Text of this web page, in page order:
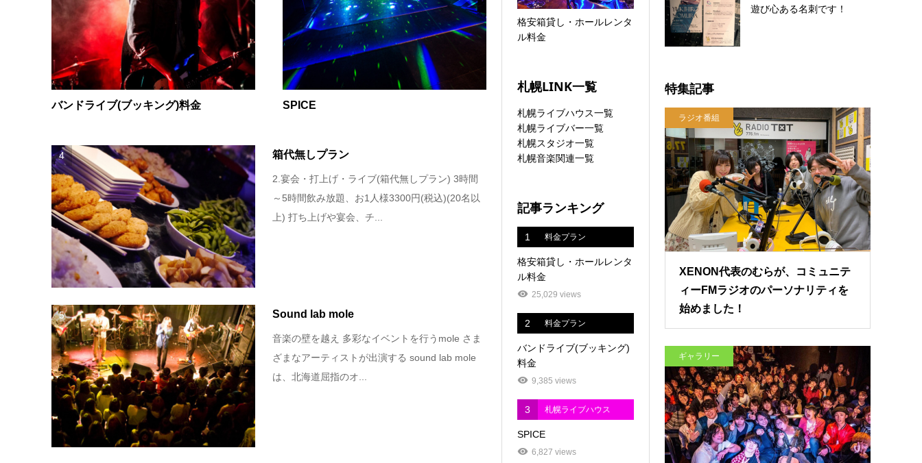
バンドライブ(ブッキング)料金 SPICE
4 箱代無しプラン
2.宴会・打上げ・ライブ(箱代無しプラン) 3時間
～5時間飲み放題、お1人様3300円(税込)(20名以
上) 打ち上げや宴会、チ...
5 Sound lab mole
音楽の壁を越え 多彩なイベントを行うmole さま
ざまなアーティストが出演する sound lab mole
は、北海道屈指のオ...
格安箱貸し・ホールレンタ
ル料金
札幌LINK一覧
札幌ライブハウス一覧
札幌ライブバー一覧
札幌スタジオ一覧
札幌音楽関連一覧
記事ランキング
1 料金プラン
格安箱貸し・ホールレンタ
ル料金
25,029 views
2 料金プラン
バンドライブ(ブッキング)
料金
9,385 views
3 札幌ライブハウス
SPICE
6,827 views
遊び心ある名刺です！
特集記事
ラジオ番組
XENON代表のむらが、コミュニテ
ィーFMラジオのパーソナリティを
始めました！
ギャラリー